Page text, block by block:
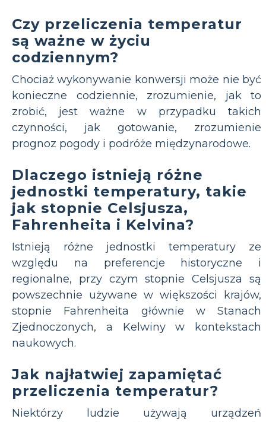
Czy przeliczenia temperatur
są ważne w życiu
codziennym?
Chociaż wykonywanie konwersji może nie być
konieczne codziennie, zrozumienie, jak to
zrobić, jest ważne w przypadku takich
czynności, jak gotowanie, zrozumienie
prognoz pogody i podróże międzynarodowe.
Dlaczego istnieją różne
jednostki temperatury, takie
jak stopnie Celsjusza,
Fahrenheita i Kelvina?
Istnieją różne jednostki temperatury ze
względu na preferencje historyczne i
regionalne, przy czym stopnie Celsjusza są
powszechnie używane w większości krajów,
stopnie Fahrenheita głównie w Stanach
Zjednoczonych, a Kelwiny w kontekstach
naukowych.
Jak najłatwiej zapamiętać
przeliczenia temperatur?
Niektórzy ludzie używają urządzeń